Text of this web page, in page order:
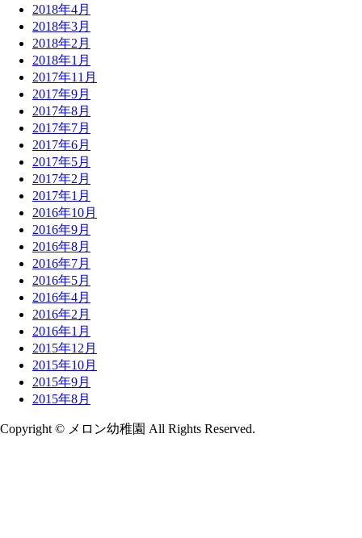
2018年4月
2018年3月
2018年2月
2018年1月
2017年11月
2017年9月
2017年8月
2017年7月
2017年6月
2017年5月
2017年2月
2017年1月
2016年10月
2016年9月
2016年8月
2016年7月
2016年5月
2016年4月
2016年2月
2016年1月
2015年12月
2015年10月
2015年9月
2015年8月
Copyright © メロン幼稚園 All Rights Reserved.